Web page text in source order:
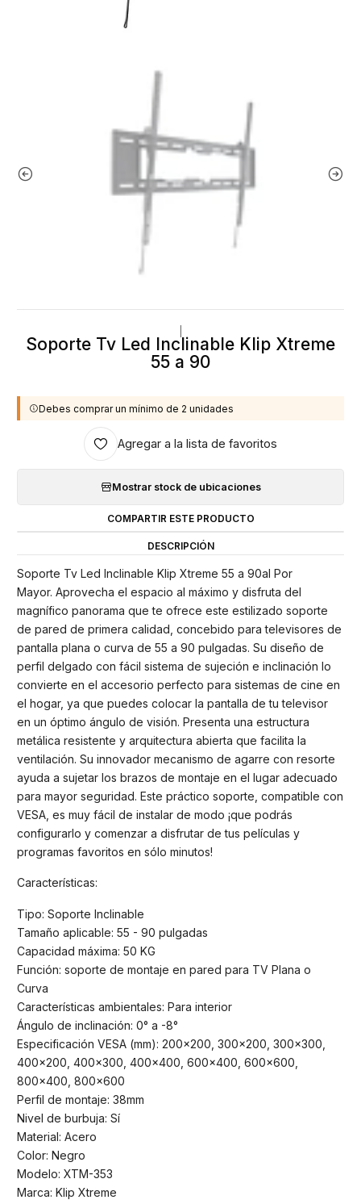
Soporte Tv Led Inclinable Klip Xtreme
55 a 90
Debes comprar un mínimo de 2 unidades
Agregar a la lista de favoritos
Mostrar stock de ubicaciones
COMPARTIR ESTE PRODUCTO
DESCRIPCIÓN
Soporte Tv Led Inclinable Klip Xtreme 55 a 90al Por
Mayor. Aprovecha el espacio al máximo y disfruta del
magnífico panorama que te ofrece este estilizado soporte
de pared de primera calidad, concebido para televisores de
pantalla plana o curva de 55 a 90 pulgadas. Su diseño de
perfil delgado con fácil sistema de sujeción e inclinación lo
convierte en el accesorio perfecto para sistemas de cine en
el hogar, ya que puedes colocar la pantalla de tu televisor
en un óptimo ángulo de visión. Presenta una estructura
metálica resistente y arquitectura abierta que facilita la
ventilación. Su innovador mecanismo de agarre con resorte
ayuda a sujetar los brazos de montaje en el lugar adecuado
para mayor seguridad. Este práctico soporte, compatible con
VESA, es muy fácil de instalar de modo ¡que podrás
configurarlo y comenzar a disfrutar de tus películas y
programas favoritos en sólo minutos!
Características:
Tipo: Soporte Inclinable
Tamaño aplicable: 55 - 90 pulgadas
Capacidad máxima: 50 KG
Función: soporte de montaje en pared para TV Plana o
Curva
Características ambientales: Para interior
Ángulo de inclinación: 0° a -8°
Especificación VESA (mm): 200x200, 300x200, 300x300,
400x200, 400x300, 400x400, 600x400, 600x600,
800x400, 800x600
Perfil de montaje: 38mm
Nivel de burbuja: Sí
Material: Acero
Color: Negro
Modelo: XTM-353
Marca: Klip Xtreme